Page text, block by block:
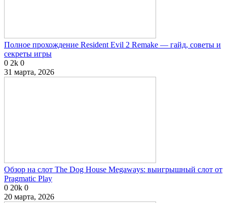
Полное прохождение Resident Evil 2 Remake — гайд, советы и
секреты игры
0 2k 0
31 марта, 2026
Обзор на слот The Dog House Megaways: выигрышный слот от
Pragmatic Play
0 20k 0
20 марта, 2026